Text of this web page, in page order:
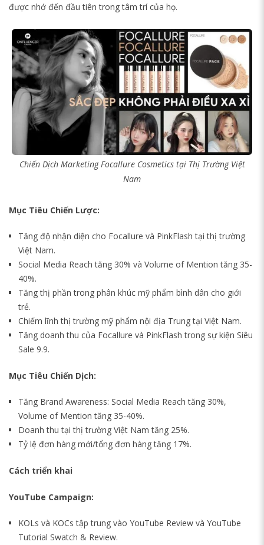
được nhớ đến đầu tiên trong tâm trí của họ.
Chiến Dịch Marketing Focallure Cosmetics tại Thị Trường Việt
Nam
Mục Tiêu Chiến Lược:
Tăng độ nhận diện cho Focallure và PinkFlash tại thị trường
Việt Nam.
Social Media Reach tăng 30% và Volume of Mention tăng 35-
40%.
Tăng thị phần trong phân khúc mỹ phẩm bình dân cho giới
trẻ.
Chiếm lĩnh thị trường mỹ phẩm nội địa Trung tại Việt Nam.
Tăng doanh thu của Focallure và PinkFlash trong sự kiện Siêu
Sale 9.9.
Mục Tiêu Chiến Dịch:
Tăng Brand Awareness: Social Media Reach tăng 30%,
Volume of Mention tăng 35-40%.
Doanh thu tại thị trường Việt Nam tăng 25%.
Tỷ lệ đơn hàng mới/tổng đơn hàng tăng 17%.
Cách triển khai
YouTube Campaign:
KOLs và KOCs tập trung vào YouTube Review và YouTube
Tutorial Swatch & Review.